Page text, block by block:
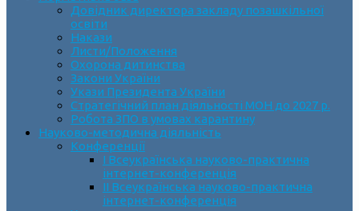
Довідник директора закладу позашкільної
освіти
Накази
Листи/Положення
Охорона дитинства
Закони України
Укази Президента України
Стратегічний план діяльності МОН до 2027 р.
Робота ЗПО в умовах карантину
Науково-методична діяльність
Конференції
І Всеукраїнська науково-практична
інтернет-конференція
ІІ Всеукраїнська науково-практична
інтернет-конференція